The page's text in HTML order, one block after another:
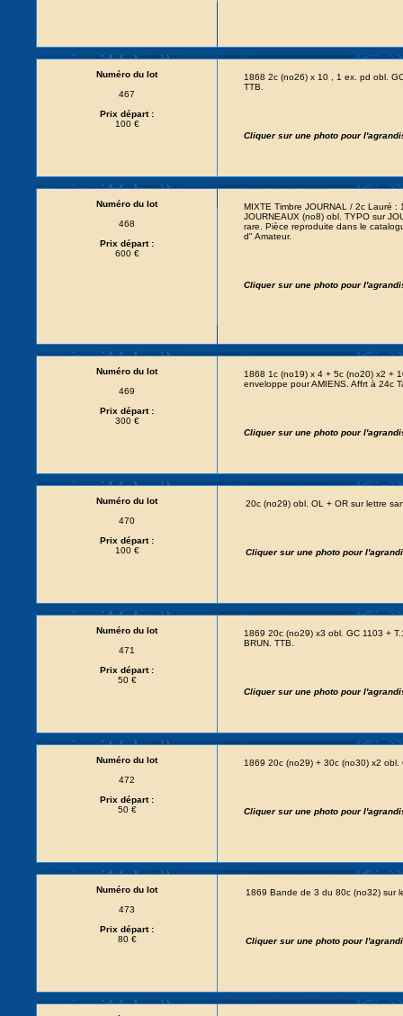
Numéro du lot
467
Prix départ :
100 €
1868 2c (no26) x 10 , 1 ex. pd obl.
TTB.
Cliquer sur une photo pour
Numéro du lot
468
Prix départ :
600 €
MIXTE Timbre JOURNAL / 2c Lauré :
JOURNEAUX (no8) obl. TYPO sur
rare. Pièce reproduite dans le
d" Amateur.
Cliquer sur une photo pour
Numéro du lot
469
Prix départ :
300 €
1868 1c (no19) x 4 + 5c (no20) x2 +
enveloppe pour AMIENS. Affrt à 24c
Cliquer sur une photo pour
Numéro du lot
470
Prix départ :
100 €
20c (no29) obl. OL + OR sur lettre
Cliquer sur une photo pour
Numéro du lot
471
Prix départ :
50 €
1869 20c (no29) x3 obl. GC 1103 +
BRUN. TTB.
Cliquer sur une photo pour
Numéro du lot
472
Prix départ :
50 €
1869 20c (no29) + 30c (no30) x2 obl.
Cliquer sur une photo pour
Numéro du lot
473
Prix départ :
80 €
1869 Bande de 3 du 80c (no32) sur
Cliquer sur une photo pour